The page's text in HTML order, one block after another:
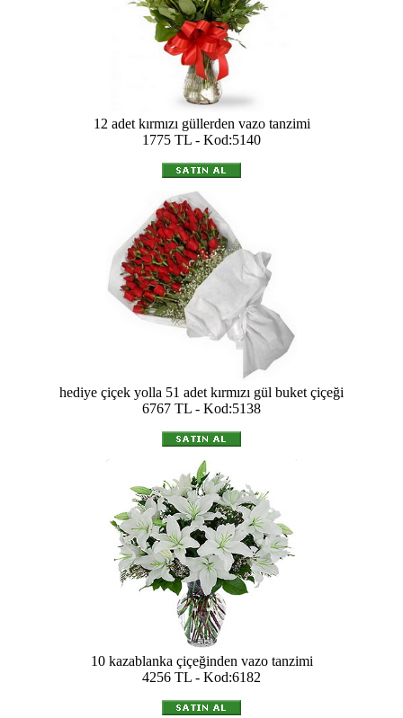
12 adet kırmızı güllerden vazo tanzimi
1775 TL - Kod:5140
hediye çiçek yolla 51 adet kırmızı gül buket çiçeği
6767 TL - Kod:5138
10 kazablanka çiçeğinden vazo tanzimi
4256 TL - Kod:6182